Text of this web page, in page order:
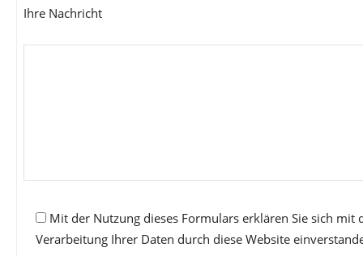
Ihre Nachricht
Mit der Nutzung dieses Formulars erklären Sie sich mit
Verarbeitung Ihrer Daten durch diese Website